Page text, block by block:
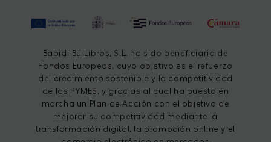
Babidi-Bú Libros, S.L. ha sido beneficiaria de
Fondos Europeos, cuyo objetivo es el refuerzo
del crecimiento sostenible y la competitividad
de las PYMES, y gracias al cual ha puesto en
marcha un Plan de Acción con el objetivo de
mejorar su competitividad mediante la
transformación digital, la promoción online y el